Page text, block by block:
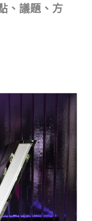
、議題、方